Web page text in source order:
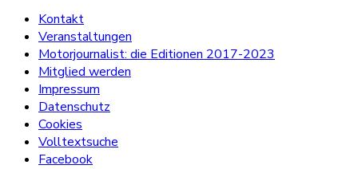
Kontakt
Veranstaltungen
Motorjournalist: die Editionen 2017-2023
Mitglied werden
Impressum
Datenschutz
Cookies
Volltextsuche
Facebook